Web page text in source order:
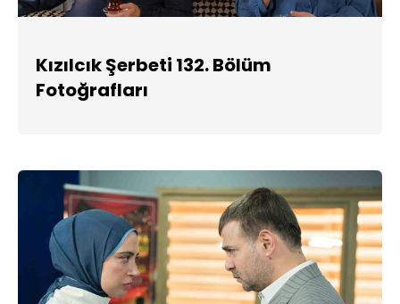
Kızılcık Şerbeti 132. Bölüm
Fotoğrafları